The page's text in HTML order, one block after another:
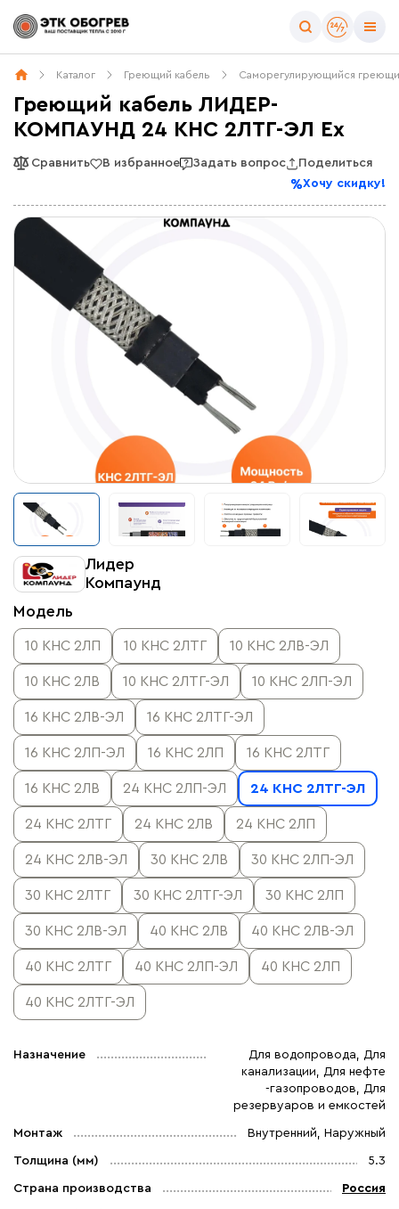
Каталог Греющий кабель Саморегулирующийся
Греющий кабель ЛИДЕР-
КОМПАУНД 24 КНС 2ЛТГ-ЭЛ Ex
Сравнить В избранное Задать вопрос
Поделиться
Хочу скидку!
Лидер
Компаунд
Модель
10 КНС 2ЛП 10 КНС 2ЛТГ 10 КНС 2ЛВ-ЭЛ
10 КНС 2ЛВ 10 КНС 2ЛТГ-ЭЛ 10 КНС 2ЛП-ЭЛ
16 КНС 2ЛВ-ЭЛ 16 КНС 2ЛТГ-ЭЛ
16 КНС 2ЛП-ЭЛ 16 КНС 2ЛП 16 КНС 2ЛТГ
16 КНС 2ЛВ 24 КНС 2ЛП-ЭЛ 24 КНС 2ЛТГ-ЭЛ
24 КНС 2ЛТГ 24 КНС 2ЛВ 24 КНС 2ЛП
24 КНС 2ЛВ-ЭЛ 30 КНС 2ЛВ 30 КНС 2ЛП-ЭЛ
30 КНС 2ЛТГ 30 КНС 2ЛТГ-ЭЛ 30 КНС 2ЛП
30 КНС 2ЛВ-ЭЛ 40 КНС 2ЛВ 40 КНС 2ЛВ-ЭЛ
40 КНС 2ЛТГ 40 КНС 2ЛП-ЭЛ 40 КНС 2ЛП
40 КНС 2ЛТГ-ЭЛ
Назначение
Для водопровода, Для
канализации, Для нефте
-газопроводов, Для
резервуаров и емкостей
Монтаж Внутренний, Наружный
Толщина (мм) 5.3
Страна производства Россия